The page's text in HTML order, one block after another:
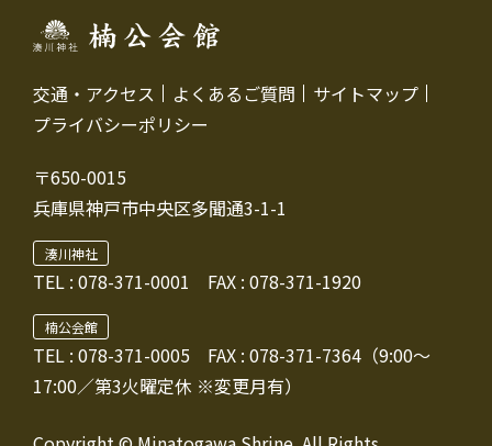
交通・アクセス よくあるご質問
サイトマップ
プライバシーポリシー
〒650-0015
兵庫県神戸市中央区多聞通3-1-1
湊川神社
TEL : 078-371-0001 FAX : 078-371-1920
楠公会館
TEL : 078-371-0005 FAX : 078-371-7364（9:00～
17:00／第3火曜定休 ※変更月有）